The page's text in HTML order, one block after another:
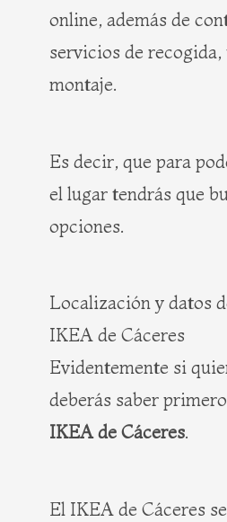
online, además de
servicios de
montaje.
Es decir, que para
el lugar tendrás que
opciones.
Localización y datos
IKEA de Cáceres
Evidentemente si
deberás saber primero
IKEA de Cáceres.
El IKEA de Cáceres